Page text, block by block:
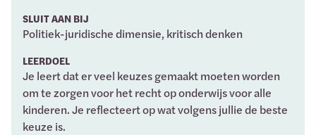
SLUIT AAN BIJ
Politiek-juridische dimensie, kritisch denken
LEERDOEL
Je leert dat er veel keuzes gemaakt moeten worden
om te zorgen voor het recht op onderwijs voor alle
kinderen. Je reflecteert op wat volgens jullie de beste
keuze is.